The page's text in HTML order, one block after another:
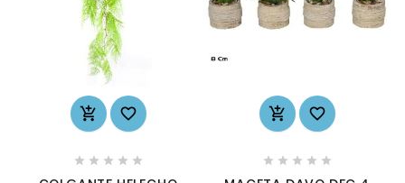
 
    
 
    